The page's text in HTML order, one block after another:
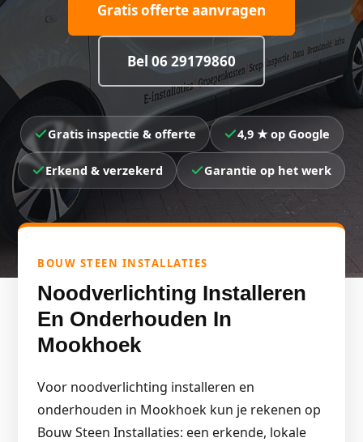
Gratis offerte aanvragen
Bel 06 29179860
Gratis inspectie & offerte 4,9 ★ op Google
Erkend & verzekerd Garantie op het werk
BOUW STEEN INSTALLATIES
Noodverlichting Installeren
En Onderhouden In
Mookhoek
Voor noodverlichting installeren en
onderhouden in Mookhoek kun je rekenen op
Bouw Steen Installaties: een erkende, lokale